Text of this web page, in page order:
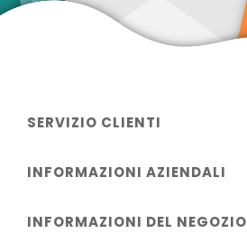
SERVIZIO CLIENTI
INFORMAZIONI AZIENDALI
INFORMAZIONI DEL NEGOZIO